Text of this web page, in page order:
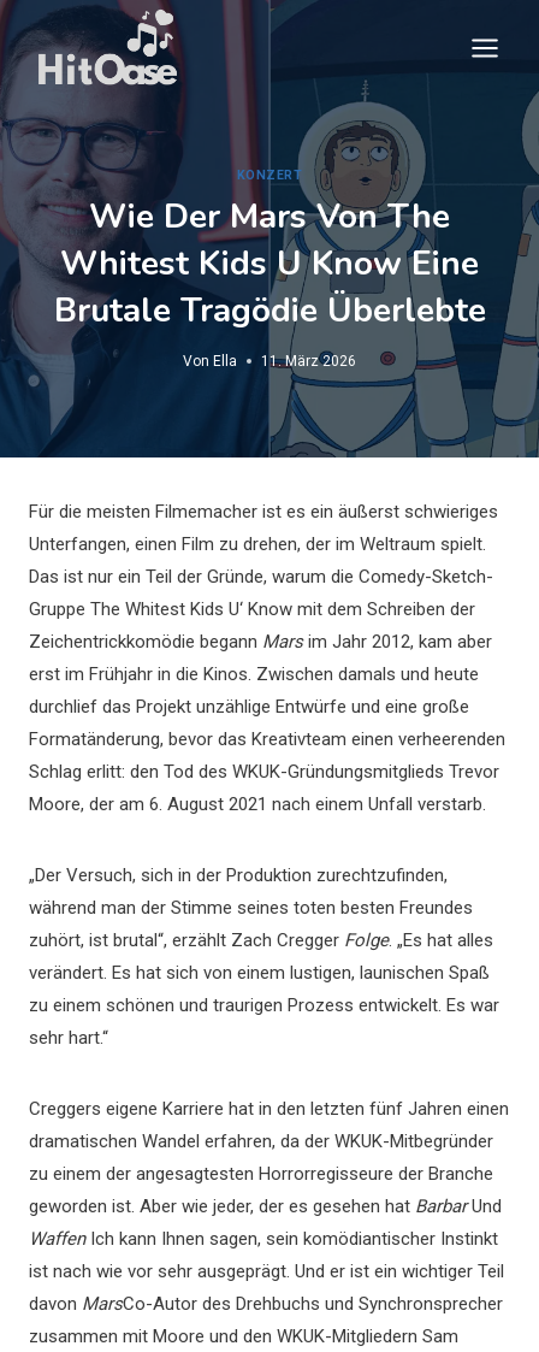
Zum
Inhalt
springen
KONZERT
Wie Der Mars Von The
Whitest Kids U Know Eine
Brutale Tragödie Überlebte
Von Ella 11. März 2026
Für die meisten Filmemacher ist es ein äußerst schwieriges
Unterfangen, einen Film zu drehen, der im Weltraum spielt.
Das ist nur ein Teil der Gründe, warum die Comedy-Sketch-
Gruppe The Whitest Kids U‘ Know mit dem Schreiben der
Zeichentrickkomödie begann Marsim Jahr 2012, kam aber
erst im Frühjahr in die Kinos. Zwischen damals und heute
durchlief das Projekt unzählige Entwürfe und eine große
Formatänderung, bevor das Kreativteam einen verheerenden
Schlag erlitt: den Tod des WKUK-Gründungsmitglieds Trevor
Moore, der am 6. August 2021 nach einem Unfall verstarb.
„Der Versuch, sich in der Produktion zurechtzufinden,
während man der Stimme seines toten besten Freundes
zuhört, ist brutal“, erzählt Zach Cregger Folge. „Es hat alles
verändert. Es hat sich von einem lustigen, launischen Spaß
zu einem schönen und traurigen Prozess entwickelt. Es war
sehr hart.“
Creggers eigene Karriere hat in den letzten fünf Jahren einen
dramatischen Wandel erfahren, da der WKUK-Mitbegründer
zu einem der angesagtesten Horrorregisseure der Branche
geworden ist. Aber wie jeder, der es gesehen hat BarbarUnd
WaffenIch kann Ihnen sagen, sein komödiantischer Instinkt
ist nach wie vor sehr ausgeprägt. Und er ist ein wichtiger Teil
davon MarsCo-Autor des Drehbuchs und Synchronsprecher
zusammen mit Moore und den WKUK-Mitgliedern Sam